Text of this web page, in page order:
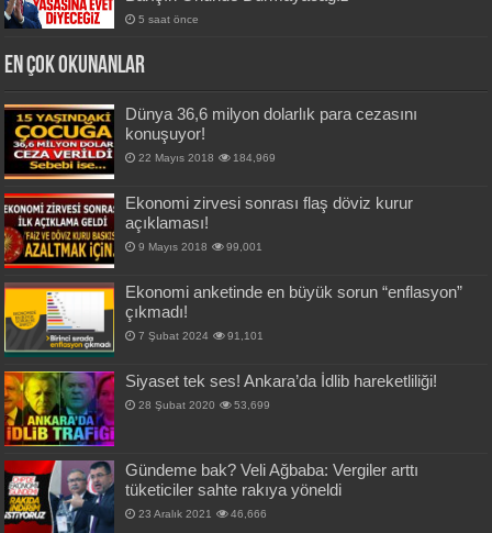
5 saat önce
En Çok okunanlar
Dünya 36,6 milyon dolarlık para cezasını
konuşuyor!
22 Mayıs 2018 184,969
Ekonomi zirvesi sonrası flaş döviz kurur
açıklaması!
9 Mayıs 2018 99,001
Ekonomi anketinde en büyük sorun “enflasyon”
çıkmadı!
7 Şubat 2024 91,101
Siyaset tek ses! Ankara’da İdlib hareketliliği!
28 Şubat 2020 53,699
Gündeme bak? Veli Ağbaba: Vergiler arttı
tüketiciler sahte rakıya yöneldi
23 Aralık 2021 46,666